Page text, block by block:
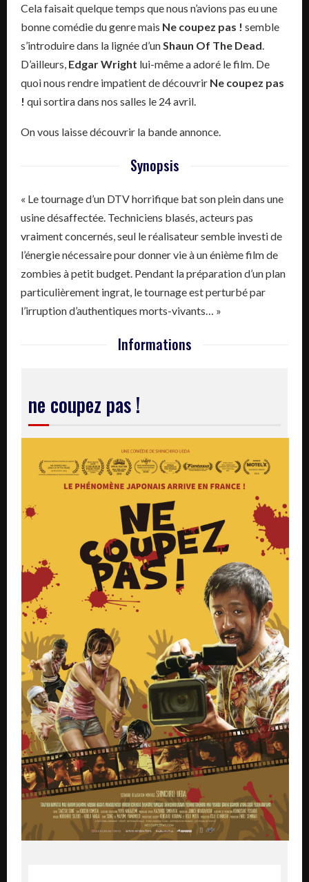
Cela faisait quelque temps que nous n’avions pas eu une
bonne comédie du genre mais Ne coupez pas ! semble
s’introduire dans la lignée d’unShaun Of The Dead.
D’ailleurs, Edgar Wright lui-même a adoré le film. De
quoi nous rendre impatient de découvrir Ne coupez pas
! qui sortira dans nos salles le 24 avril.
On vous laisse découvrir la bande annonce.
Synopsis
« Le tournage d’un DTV horrifique bat son plein dans une
usine désaffectée. Techniciens blasés, acteurs pas
vraiment concernés, seul le réalisateur semble investi de
l’énergie nécessaire pour donner vie à un énième film de
zombies à petit budget. Pendant la préparation d’un plan
particulièrement ingrat, le tournage est perturbé par
l’irruption d’authentiques morts-vivants… »
Informations
ne coupez pas !